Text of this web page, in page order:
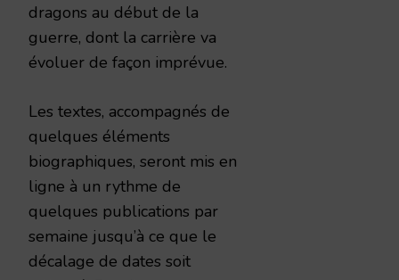
dragons au début de la
guerre, dont la carrière va
évoluer de façon imprévue.
Les textes, accompagnés de
quelques éléments
biographiques, seront mis en
ligne à un rythme de
quelques publications par
semaine jusqu’à ce que le
décalage de dates soit